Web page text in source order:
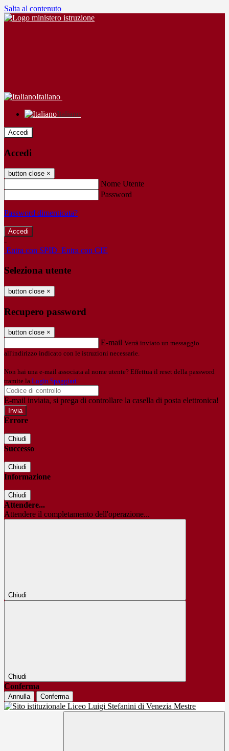
Salta al contenuto
Italiano
Italiano
Accedi
Accedi
button close ×
Nome Utente
Password
Password dimenticata?
-
Entra con SPID Entra con CIE
Seleziona utente
button close ×
Recupero password
button close ×
E-mail Verrà inviato un messaggio
all'indirizzo indicato con le istruzioni necessarie.
Non hai una e-mail associata al nome utente? Effettua il reset della password
tramite la Login Spaggiari
E-mail inviata, si prega di controllare la casella di posta elettronica!
Errore
Chiudi
Successo
Chiudi
Informazione
Chiudi
Attendere...
Attendere il completamento dell'operazione...
Chiudi
Chiudi
Conferma
Annulla Conferma